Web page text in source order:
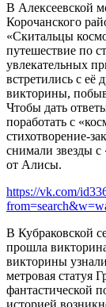
В Алексеевской
Корочанского
«Скитальцы
путешествие по
увлекательных
встретились с её
викторины,
Чтобы дать
поработать с
стихотворение-
снимали звезды с
от Алисы.
https://vk.com/
В Кубраковской
прошла
викторины
метровая статуя
фантастической